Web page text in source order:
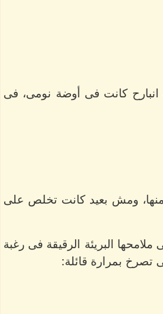
انبارح كانت فى أوضة نومى، فى
ومش بعيد كانت تخلص على
البريئة الرقيقة فى رغبة
بمرارة قائلة: